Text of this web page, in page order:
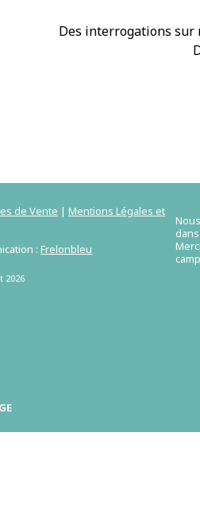
Des interrogations sur
de Vente |Mentions Légales et
:Frelonbleu
2026